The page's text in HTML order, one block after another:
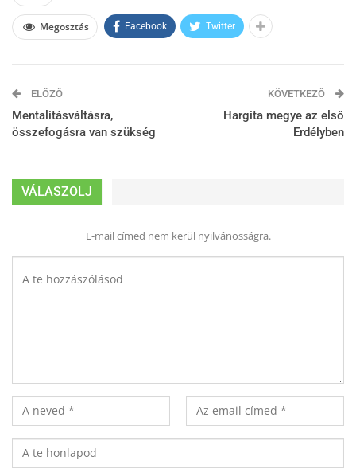
Megosztás Facebook Twitter
ELŐZŐ
Mentalitásváltásra,
összefogásra van szükség
KÖVETKEZŐ
Hargita megye az első
Erdélyben
VÁLASZOLJ
E-mail címed nem kerül nyilvánosságra.